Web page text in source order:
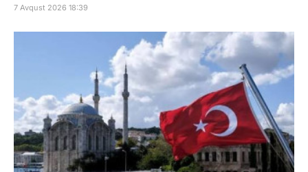
7 Avqust 2026 18:39